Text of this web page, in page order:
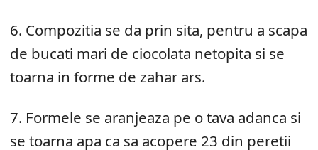
6. Compozitia se da prin sita, pentru a scapa
de bucati mari de ciocolata netopita si se
toarna in forme de zahar ars.
7. Formele se aranjeaza pe o tava adanca si
se toarna apa ca sa acopere 23 din peretii